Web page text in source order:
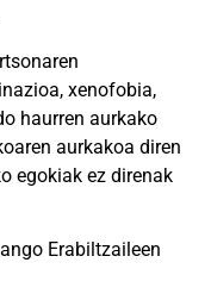
xenofobia,
haurren aurkako
aurkakoa diren
egokiak ez direnak
Erabiltzaileen